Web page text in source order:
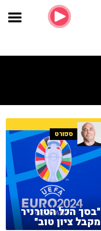
ספורט
"בסך הכל הטורניר
מקבל ציון טוב"